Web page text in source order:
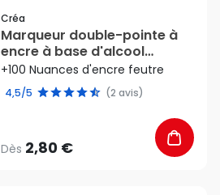
Créa
Marqueur double-pointe à
encre à base d'alcool
Créamarker - Créa
+100 Nuances d'encre feutre
4,5/5 (2 avis)
Dès 2,80 €